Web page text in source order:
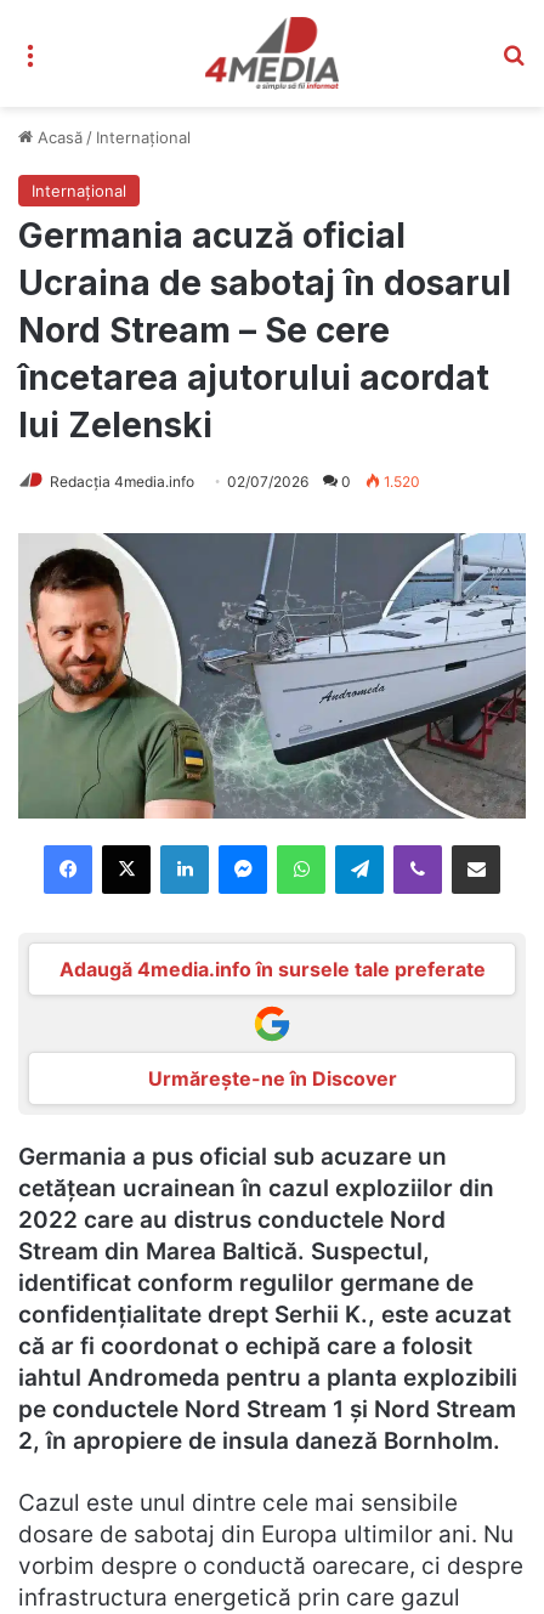
Acasă / Internațional
Internațional
Germania acuză oficial
Ucraina de sabotaj în dosarul
Nord Stream – Se cere
încetarea ajutorului acordat
lui Zelenski
Redacția 4media.info 02/07/2026 0 1.520
Facebook
X LinkedInMessengerWhatsAppTelegramViber Distribuie prin mail
Adaugă 4media.info în sursele tale preferate
Urmărește-ne în Discover
Germania a pus oficial sub acuzare un
cetățean ucrainean în cazul exploziilor din
2022 care au distrus conductele Nord
Stream din Marea Baltică. Suspectul,
identificat conform regulilor germane de
confidențialitate drept Serhii K., este acuzat
că ar fi coordonat o echipă care a folosit
iahtul Andromeda pentru a planta explozibili
pe conductele Nord Stream 1 și Nord Stream
2, în apropiere de insula daneză Bornholm.
Cazul este unul dintre cele mai sensibile
dosare de sabotaj din Europa ultimilor ani. Nu
vorbim despre o conductă oarecare, ci despre
infrastructura energetică prin care gazul